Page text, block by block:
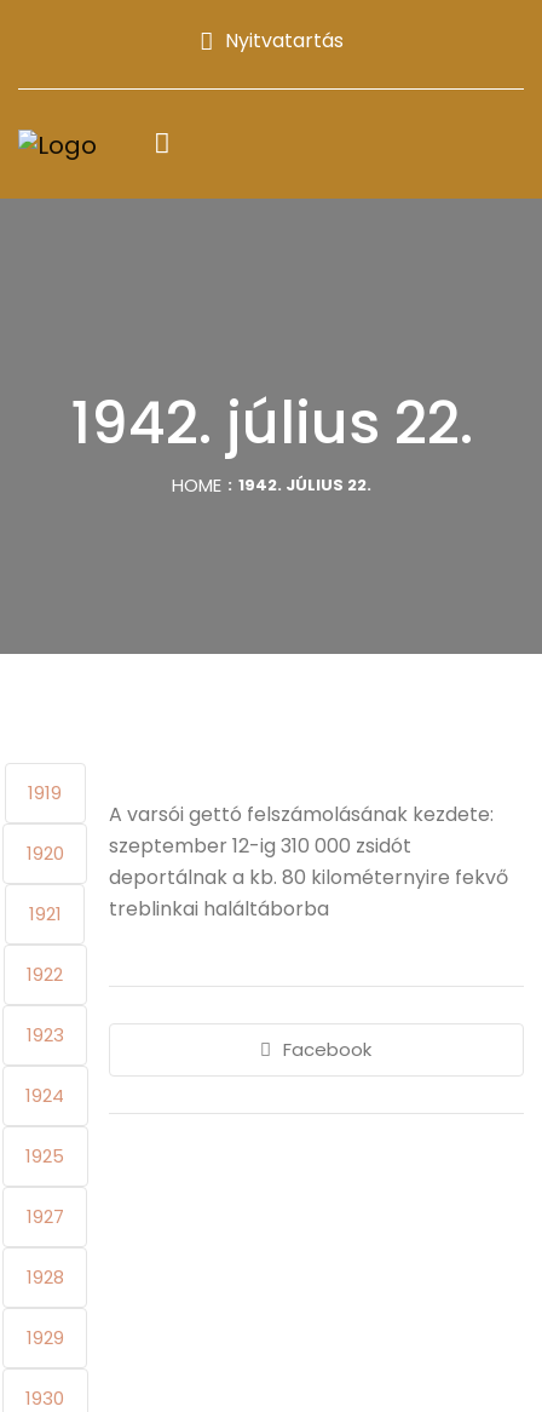
Nyitvatartás
1942. július 22.
HOME 1942. JÚLIUS 22.
1919
1920
1921
1922
1923
1924
1925
1927
1928
1929
1930
A varsói gettó felszámolásának kezdete:
szeptember 12-ig 310 000 zsidót
deportálnak a kb. 80 kilométernyire fekvő
treblinkai haláltáborba
Facebook